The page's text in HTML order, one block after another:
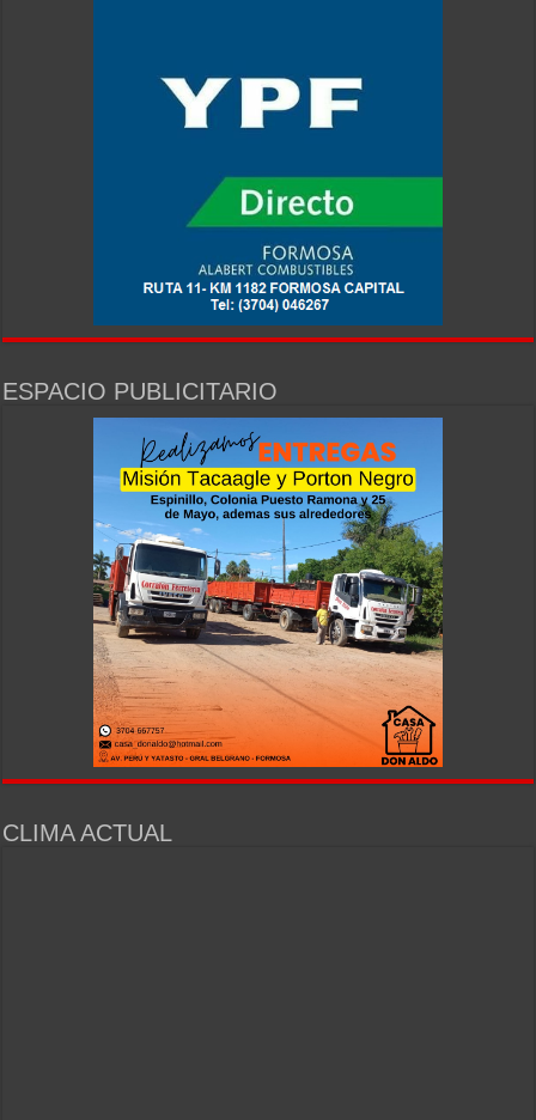
ESPACIO PUBLICITARIO
CLIMA ACTUAL